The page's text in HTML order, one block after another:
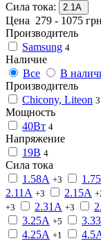
Сила тока:
2.1А
Цена 279 - 1075
Производитель
Samsung 4
Наличие
Все
В
Производитель
Chicony, Liteon 3
Мощность
40Вт 4
Напряжение
19В 4
Сила тока
1.58А +3
2.11А +3 2.15А
+3 2.31А +3
3.25А +5
4.25А +1